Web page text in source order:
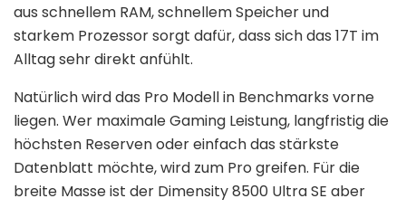
aus schnellem RAM, schnellem Speicher und
starkem Prozessor sorgt dafür, dass sich das 17T im
Alltag sehr direkt anfühlt.
Natürlich wird das Pro Modell in Benchmarks vorne
liegen. Wer maximale Gaming Leistung, langfristig die
höchsten Reserven oder einfach das stärkste
Datenblatt möchte, wird zum Pro greifen. Für die
breite Masse ist der Dimensity 8500 Ultra SE aber